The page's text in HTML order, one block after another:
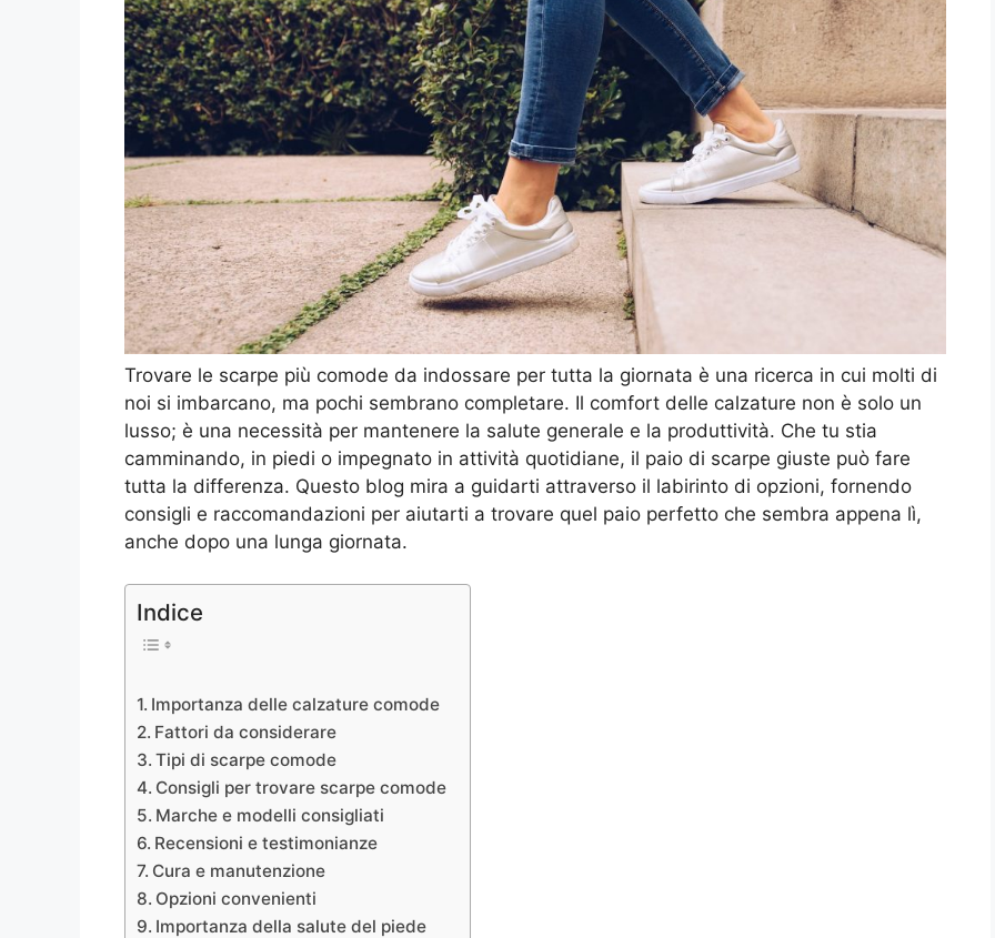
Trovare le scarpe più comode da indossare per tutta la giornata è una ricerca in cui molti di
noi si imbarcano, ma pochi sembrano completare. Il comfort delle calzature non è solo un
lusso; è una necessità per mantenere la salute generale e la produttività. Che tu stia
camminando, in piedi o impegnato in attività quotidiane, il paio di scarpe giuste può fare
tutta la differenza. Questo blog mira a guidarti attraverso il labirinto di opzioni, fornendo
consigli e raccomandazioni per aiutarti a trovare quel paio perfetto che sembra appena lì,
anche dopo una lunga giornata.
Indice
Importanza delle calzature comode
Fattori da considerare
Tipi di scarpe comode
Consigli per trovare scarpe comode
Marche e modelli consigliati
Recensioni e testimonianze
Cura e manutenzione
Opzioni convenienti
Importanza della salute del piede